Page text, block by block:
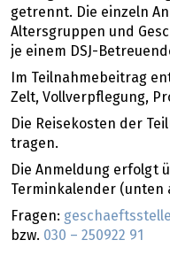
getrennt. Die einzeln
Altersgruppen und
je einem DSJ-
Im Teilnahmebeitrag
Zelt, Vollverpflegung,
Die Reisekosten der
tragen.
Die Anmeldung erfolgt
Terminkalender (unten
Fragen:
bzw. 030 – 250922 91